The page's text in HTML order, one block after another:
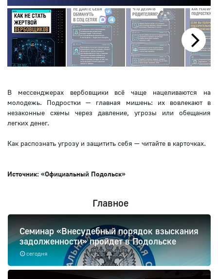
Next
В мессенджерах вербовщики всё чаще нацеливаются на
молодежь. Подростки — главная мишень: их вовлекают в
незаконные схемы через давление, угрозы или обещания
легких денег.
Как распознать угрозу и защитить себя — читайте в карточках.
Источник: «Официальный Подольск»
Главное
сегодня
Семинар «Внесудебный порядок взыскания
задолженности» пройдет в Подольске